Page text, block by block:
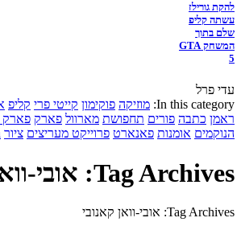
להקת גורילז
עשתה קליפ
שלם בתוך
המשחק GTA
5
עדי פרל
In this category: מוזיקה פוקימון קייטי פרי קליפ
ראמן כתבה פורים תחפושת מארוול פארק פארק
הנוקמים אומנות פאנארט פרוייקט מעריצים ציור
Tag Archives: אובי-וואן קאנובי
Tag Archives: אובי-וואן קאנובי